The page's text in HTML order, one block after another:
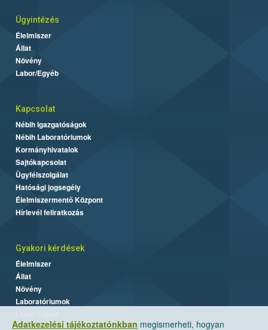
Adatkezelési tájékoztatónkban megismerheti, hogyan
Ügyintézés
Élelmiszer
Állat
Növény
Labor/Egyéb
Kapcsolat
Nébih Igazgatóságok
Nébih Laboratóriumok
Kormányhivatalok
Sajtókapcsolat
Ügyfélszolgálat
Hatósági jogsegély
Élelmiszermentő Központ
Hírlevél feliratkozás
Gyakori kérdések
Élelmiszer
Állat
Növény
Laboratóriumok